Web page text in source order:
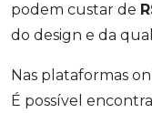
podem custar de
do design e da
Nas plataformas
É possível